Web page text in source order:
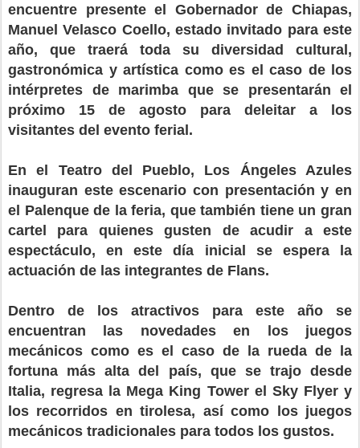
encuentre presente el Gobernador de Chiapas,
Manuel Velasco Coello, estado invitado para este
año, que traerá toda su diversidad cultural,
gastronómica y artística como es el caso de los
intérpretes de marimba que se presentarán el
próximo 15 de agosto para deleitar a los
visitantes del evento ferial.
En el Teatro del Pueblo, Los Ángeles Azules
inauguran este escenario con presentación y en
el Palenque de la feria, que también tiene un gran
cartel para quienes gusten de acudir a este
espectáculo, en este día inicial se espera la
actuación de las integrantes de Flans.
Dentro de los atractivos para este año se
encuentran las novedades en los juegos
mecánicos como es el caso de la rueda de la
fortuna más alta del país, que se trajo desde
Italia, regresa la Mega King Tower el Sky Flyer y
los recorridos en tirolesa, así como los juegos
mecánicos tradicionales para todos los gustos.